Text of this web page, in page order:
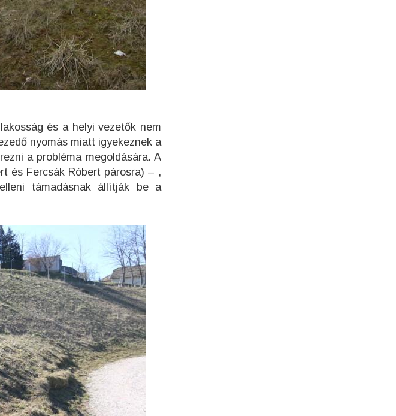
és a helyi vezetők nem
nyomás miatt igyekeznek a
a probléma megoldására. A
és Fercsák Róbert párosra) – ,
támadásnak állítják be a